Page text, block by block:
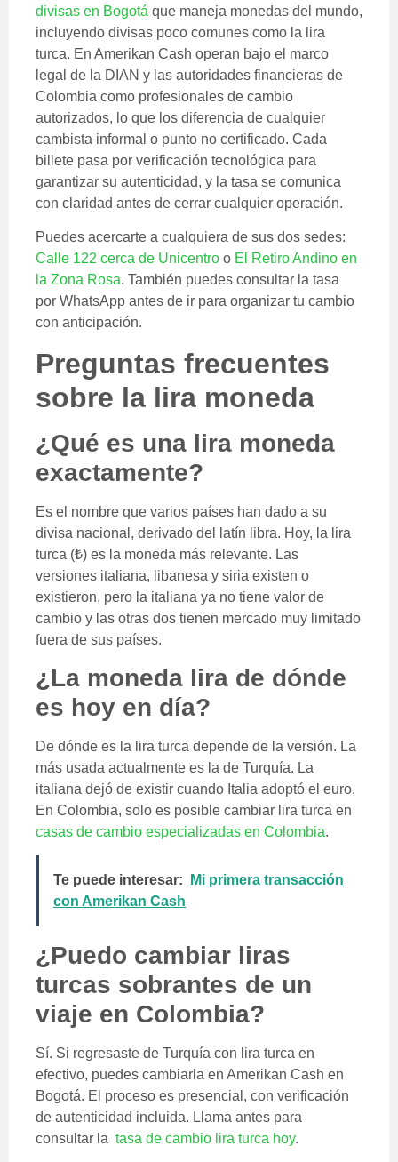
divisas en Bogotá que maneja monedas del mundo,
incluyendo divisas poco comunes como la lira
turca. En Amerikan Cash operan bajo el marco
legal de la DIAN y las autoridades financieras de
Colombia como profesionales de cambio
autorizados, lo que los diferencia de cualquier
cambista informal o punto no certificado. Cada
billete pasa por verificación tecnológica para
garantizar su autenticidad, y la tasa se comunica
con claridad antes de cerrar cualquier operación.
Puedes acercarte a cualquiera de sus dos sedes:
Calle 122 cerca de Unicentro o El Retiro Andino en
la Zona Rosa. También puedes consultar la tasa
por WhatsApp antes de ir para organizar tu cambio
con anticipación.
Preguntas frecuentes
sobre la lira moneda
¿Qué es una lira moneda
exactamente?
Es el nombre que varios países han dado a su
divisa nacional, derivado del latín libra. Hoy, la lira
turca (₺) es la moneda más relevante. Las
versiones italiana, libanesa y siria existen o
existieron, pero la italiana ya no tiene valor de
cambio y las otras dos tienen mercado muy limitado
fuera de sus países.
¿La moneda lira de dónde
es hoy en día?
De dónde es la lira turca depende de la versión. La
más usada actualmente es la de Turquía. La
italiana dejó de existir cuando Italia adoptó el euro.
En Colombia, solo es posible cambiar lira turca en
casas de cambio especializadas en Colombia.
Te puede interesar:
Mi primera transacción
con Amerikan Cash
¿Puedo cambiar liras
turcas sobrantes de un
viaje en Colombia?
Sí. Si regresaste de Turquía con lira turca en
efectivo, puedes cambiarla en Amerikan Cash en
Bogotá. El proceso es presencial, con verificación
de autenticidad incluida. Llama antes para
consultar la tasa de cambio lira turca hoy.